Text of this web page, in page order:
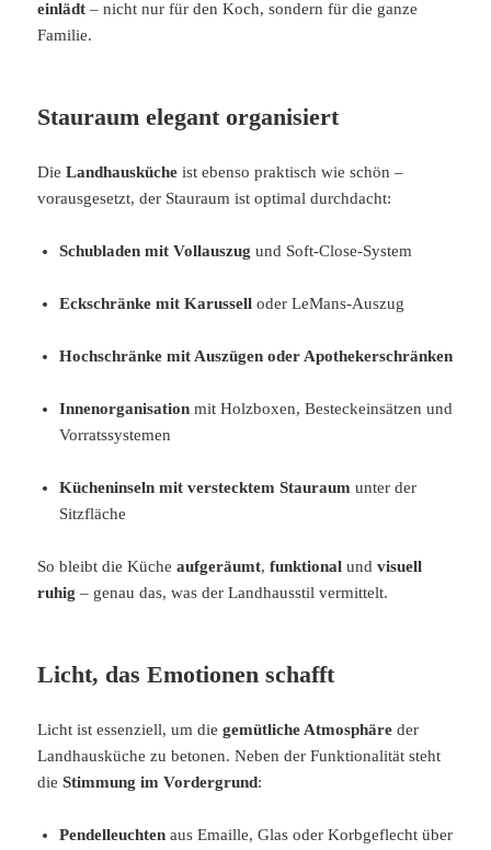
einlädt – nicht nur für den Koch, sondern für die ganze
Familie.
Stauraum elegant organisiert
DieLandhausküche ist ebenso praktisch wie schön –
vorausgesetzt, der Stauraum ist optimal durchdacht:
Schubladen mit Vollauszug und Soft-Close-System
Eckschränke mit Karussell oder LeMans-Auszug
Hochschränke mit Auszügen oder Apothekerschränken
Innenorganisation mit Holzboxen, Besteckeinsätzen und
Vorratssystemen
Kücheninseln mit verstecktem Stauraum unter der
Sitzfläche
So bleibt die Kücheaufgeräumt,funktional undvisuell
ruhig – genau das, was der Landhausstil vermittelt.
Licht, das Emotionen schafft
Licht ist essenziell, um diegemütliche Atmosphäre der
Landhausküche zu betonen. Neben der Funktionalität steht
dieStimmung im Vordergrund:
Pendelleuchten aus Emaille, Glas oder Korbgeflecht über